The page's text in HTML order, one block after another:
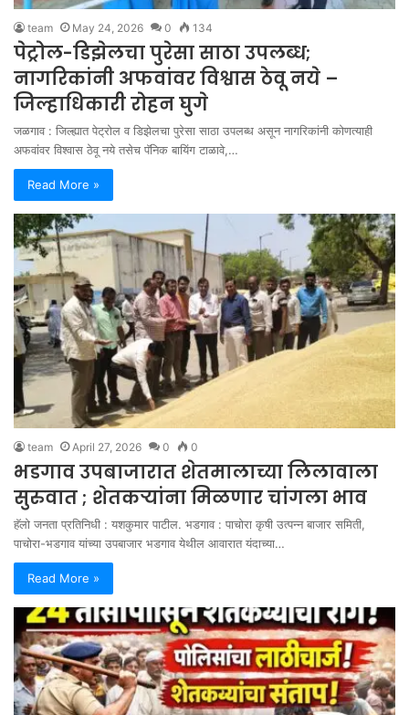
team May 24, 2026 0 134
पेट्रोल-डिझेलचा पुरेसा साठा उपलब्ध;
नागरिकांनी अफवांवर विश्वास ठेवू नये –
जिल्हाधिकारी रोहन घुगे
जळगाव : जिल्ह्यात पेट्रोल व डिझेलचा पुरेसा साठा उपलब्ध असून नागरिकांनी कोणत्याही
अफवांवर विश्वास ठेवू नये तसेच पॅनिक बायिंग टाळावे,…
Read More »
team April 27, 2026 0 0
भडगाव उपबाजारात शेतमालाच्या लिलावाला
सुरुवात ; शेतकऱ्यांना मिळणार चांगला भाव
हॅलो जनता प्रतिनिधी : यशकुमार पाटील. भडगाव : पाचोरा कृषी उत्पन्न बाजार समिती,
पाचोरा-भडगाव यांच्या उपबाजार भडगाव येथील आवारात यंदाच्या…
Read More »